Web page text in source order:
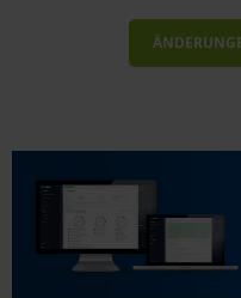
Bitte geben sie
zum